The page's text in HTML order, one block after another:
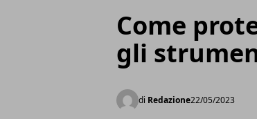
Come
gli
di Redazione22/05/2023